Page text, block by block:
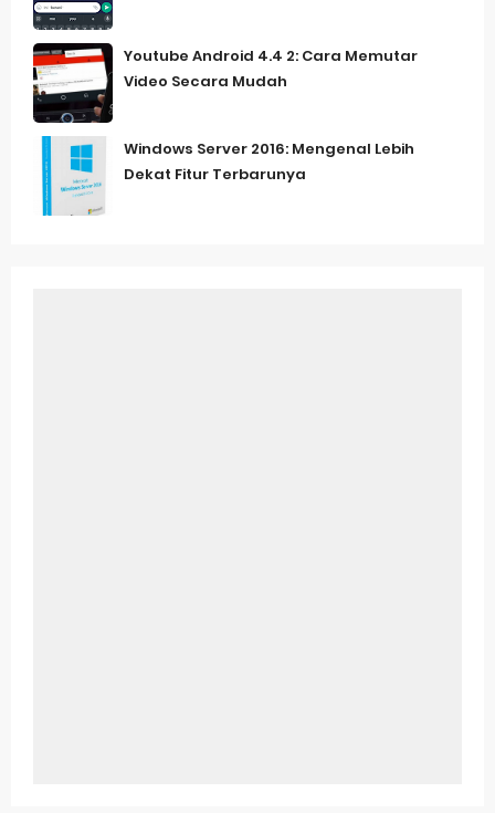
Youtube Android 4.4 2: Cara Memutar
Video Secara Mudah
Windows Server 2016: Mengenal Lebih
Dekat Fitur Terbarunya